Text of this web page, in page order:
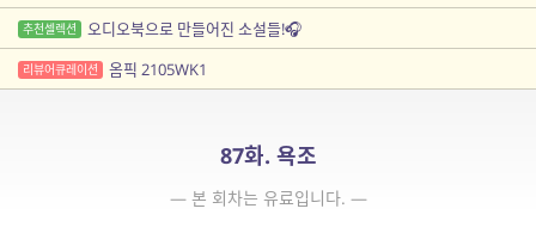
추천셀렉션 오디오북으로 만들어진 소설들!🎧
리뷰어큐레이션 옴픽 2105WK1
87화. 욕조
— 본 회차는 유료입니다. —